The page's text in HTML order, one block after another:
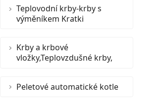
Teplovodní krby-krby s
výměníkem Kratki
Krby a krbové
vložky,Teplovzdušné krby,
Peletové automatické kotle